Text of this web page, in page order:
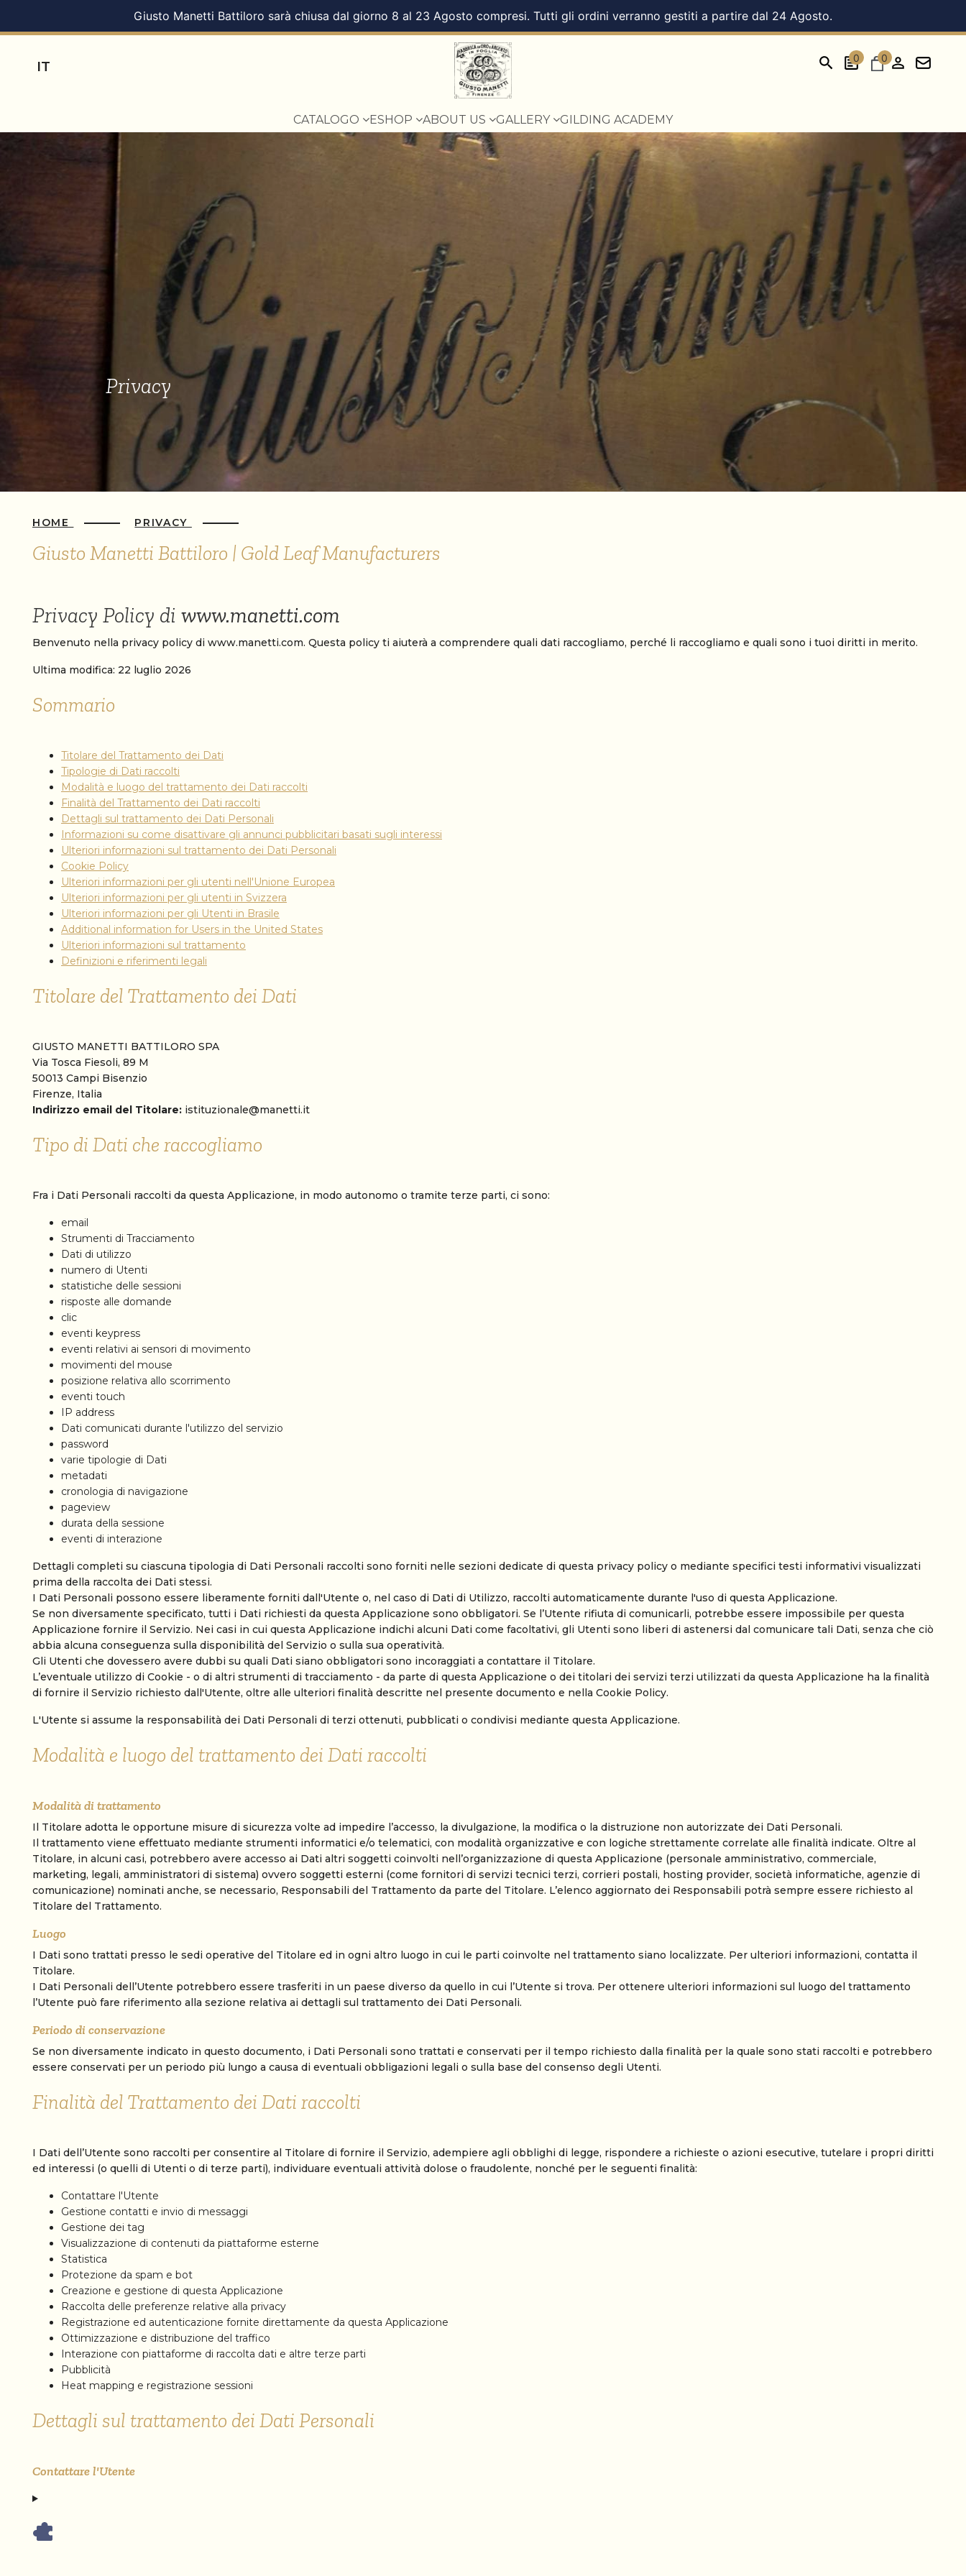
Giusto Manetti Battiloro sarà chiusa dal giorno 8 al 23 Agosto compresi. Tutti gli ordini verranno gestiti a partire dal 24 Agosto.
IT
0 0
CATALOGO ESHOP ABOUT US GALLERY GILDING ACADEMY
Privacy
HOME PRIVACY
Giusto Manetti Battiloro | Gold Leaf Manufacturers
Privacy Policy di www.manetti.com
Benvenuto nella privacy policy di www.manetti.com. Questa policy ti aiuterà a comprendere quali dati raccogliamo, perché li raccogliamo e quali sono i tuoi diritti in merito.
Ultima modifica: 22 luglio 2026
Sommario
Titolare del Trattamento dei Dati
Tipologie di Dati raccolti
Modalità e luogo del trattamento dei Dati raccolti
Finalità del Trattamento dei Dati raccolti
Dettagli sul trattamento dei Dati Personali
Informazioni su come disattivare gli annunci pubblicitari basati sugli interessi
Ulteriori informazioni sul trattamento dei Dati Personali
Cookie Policy
Ulteriori informazioni per gli utenti nell'Unione Europea
Ulteriori informazioni per gli utenti in Svizzera
Ulteriori informazioni per gli Utenti in Brasile
Additional information for Users in the United States
Ulteriori informazioni sul trattamento
Definizioni e riferimenti legali
Titolare del Trattamento dei Dati
GIUSTO MANETTI BATTILORO SPA
Via Tosca Fiesoli, 89 M
50013 Campi Bisenzio
Firenze, Italia
Indirizzo email del Titolare: istituzionale@manetti.it
Tipo di Dati che raccogliamo
Fra i Dati Personali raccolti da questa Applicazione, in modo autonomo o tramite terze parti, ci sono:
email
Strumenti di Tracciamento
Dati di utilizzo
numero di Utenti
statistiche delle sessioni
risposte alle domande
clic
eventi keypress
eventi relativi ai sensori di movimento
movimenti del mouse
posizione relativa allo scorrimento
eventi touch
IP address
Dati comunicati durante l'utilizzo del servizio
password
varie tipologie di Dati
metadati
cronologia di navigazione
pageview
durata della sessione
eventi di interazione
Dettagli completi su ciascuna tipologia di Dati Personali raccolti sono forniti nelle sezioni dedicate di questa privacy policy o mediante specifici testi informativi visualizzati
prima della raccolta dei Dati stessi.
I Dati Personali possono essere liberamente forniti dall'Utente o, nel caso di Dati di Utilizzo, raccolti automaticamente durante l'uso di questa Applicazione.
Se non diversamente specificato, tutti i Dati richiesti da questa Applicazione sono obbligatori. Se l’Utente rifiuta di comunicarli, potrebbe essere impossibile per questa
Applicazione fornire il Servizio. Nei casi in cui questa Applicazione indichi alcuni Dati come facoltativi, gli Utenti sono liberi di astenersi dal comunicare tali Dati, senza che ciò
abbia alcuna conseguenza sulla disponibilità del Servizio o sulla sua operatività.
Gli Utenti che dovessero avere dubbi su quali Dati siano obbligatori sono incoraggiati a contattare il Titolare.
L’eventuale utilizzo di Cookie - o di altri strumenti di tracciamento - da parte di questa Applicazione o dei titolari dei servizi terzi utilizzati da questa Applicazione ha la finalità
di fornire il Servizio richiesto dall'Utente, oltre alle ulteriori finalità descritte nel presente documento e nella Cookie Policy.
L'Utente si assume la responsabilità dei Dati Personali di terzi ottenuti, pubblicati o condivisi mediante questa Applicazione.
Modalità e luogo del trattamento dei Dati raccolti
Modalità di trattamento
Il Titolare adotta le opportune misure di sicurezza volte ad impedire l’accesso, la divulgazione, la modifica o la distruzione non autorizzate dei Dati Personali.
Il trattamento viene effettuato mediante strumenti informatici e/o telematici, con modalità organizzative e con logiche strettamente correlate alle finalità indicate. Oltre al
Titolare, in alcuni casi, potrebbero avere accesso ai Dati altri soggetti coinvolti nell’organizzazione di questa Applicazione (personale amministrativo, commerciale,
marketing, legali, amministratori di sistema) ovvero soggetti esterni (come fornitori di servizi tecnici terzi, corrieri postali, hosting provider, società informatiche, agenzie di
comunicazione) nominati anche, se necessario, Responsabili del Trattamento da parte del Titolare. L’elenco aggiornato dei Responsabili potrà sempre essere richiesto al
Titolare del Trattamento.
Luogo
I Dati sono trattati presso le sedi operative del Titolare ed in ogni altro luogo in cui le parti coinvolte nel trattamento siano localizzate. Per ulteriori informazioni, contatta il
Titolare.
I Dati Personali dell’Utente potrebbero essere trasferiti in un paese diverso da quello in cui l’Utente si trova. Per ottenere ulteriori informazioni sul luogo del trattamento
l’Utente può fare riferimento alla sezione relativa ai dettagli sul trattamento dei Dati Personali.
Periodo di conservazione
Se non diversamente indicato in questo documento, i Dati Personali sono trattati e conservati per il tempo richiesto dalla finalità per la quale sono stati raccolti e potrebbero
essere conservati per un periodo più lungo a causa di eventuali obbligazioni legali o sulla base del consenso degli Utenti.
Finalità del Trattamento dei Dati raccolti
I Dati dell’Utente sono raccolti per consentire al Titolare di fornire il Servizio, adempiere agli obblighi di legge, rispondere a richieste o azioni esecutive, tutelare i propri diritti
ed interessi (o quelli di Utenti o di terze parti), individuare eventuali attività dolose o fraudolente, nonché per le seguenti finalità:
Contattare l'Utente
Gestione contatti e invio di messaggi
Gestione dei tag
Visualizzazione di contenuti da piattaforme esterne
Statistica
Protezione da spam e bot
Creazione e gestione di questa Applicazione
Raccolta delle preferenze relative alla privacy
Registrazione ed autenticazione fornite direttamente da questa Applicazione
Ottimizzazione e distribuzione del traffico
Interazione con piattaforme di raccolta dati e altre terze parti
Pubblicità
Heat mapping e registrazione sessioni
Dettagli sul trattamento dei Dati Personali
Contattare l'Utente